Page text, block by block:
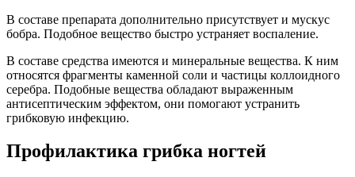
В составе препарата дополнительно присутствует и мускус
бобра. Подобное вещество быстро устраняет воспаление.
В составе средства имеются и минеральные вещества. К ним
относятся фрагменты каменной соли и частицы коллоидного
серебра. Подобные вещества обладают выраженным
антисептическим эффектом, они помогают устранить
грибковую инфекцию.
Профилактика грибка ногтей